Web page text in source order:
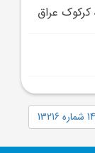
کرکوک عراق